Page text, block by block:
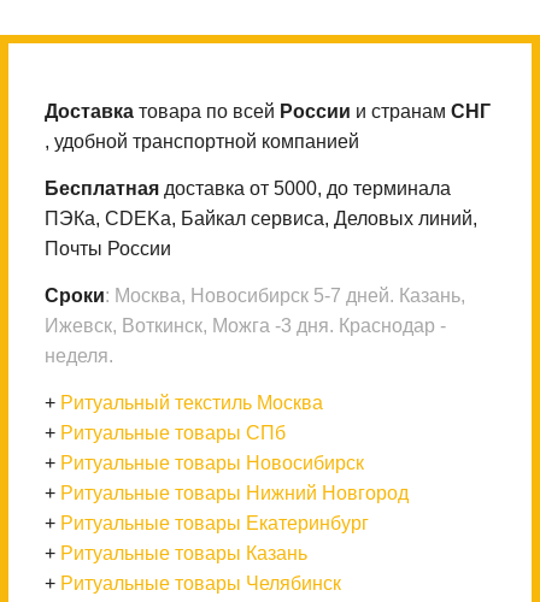
Доставка товара по всей России и странам СНГ
, удобной транспортной компанией
Бесплатная доставка от 5000, до терминала
ПЭКа, CDEKа, Байкал сервиса, Деловых линий,
Почты России
Сроки: Москва, Новосибирск 5-7 дней. Казань,
Ижевск, Воткинск, Можга -3 дня. Краснодар -
неделя.
+ Ритуальный текстиль Москва
+ Ритуальные товары СПб
+ Ритуальные товары Новосибирск
+ Ритуальные товары Нижний Новгород
+ Ритуальные товары Екатеринбург
+ Ритуальные товары Казань
+ Ритуальные товары Челябинск